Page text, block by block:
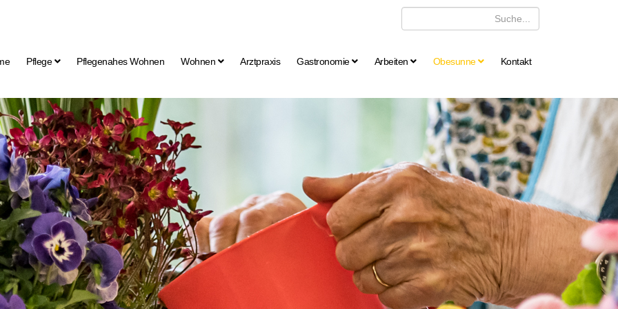
Pflege Pflegenahes Wohnen Wohnen Arztpraxis Gastronomie Arbeiten Obesunne Kontakt